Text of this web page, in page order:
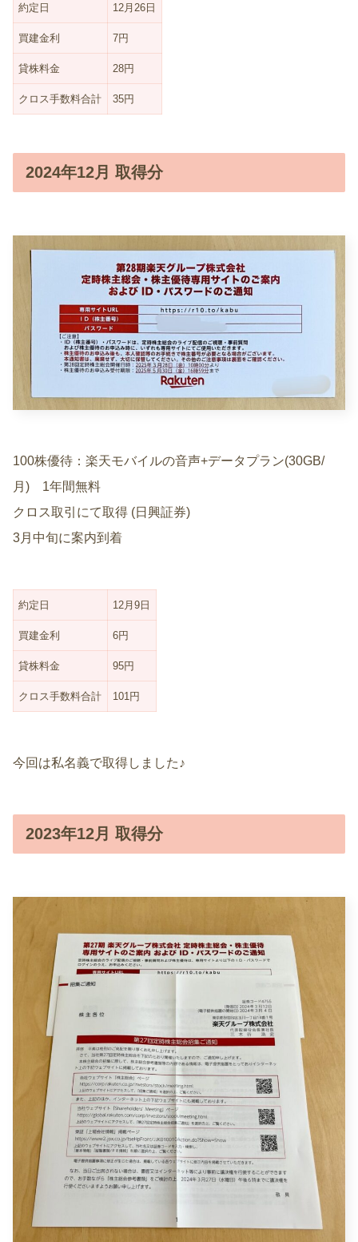
約定日 12月26日
買建金利 7円
貸株料金 28円
クロス手数料合計 35円
2024年12月 取得分
100株優待：楽天モバイルの音声+データプラン(30GB/
月) 1年間無料
クロス取引にて取得 (日興証券)
3月中旬に案内到着
約定日 12月9日
買建金利 6円
貸株料金 95円
クロス手数料合計 101円
今回は私名義で取得しました♪
2023年12月 取得分